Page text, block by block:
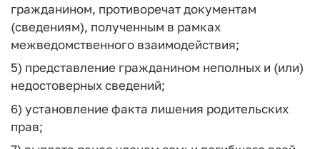
гражданином, противоречат документам
(сведениям), полученным в рамках
межведомственного взаимодействия;
5) представление гражданином неполных и (или)
недостоверных сведений;
6) установление факта лишения родительских
прав;